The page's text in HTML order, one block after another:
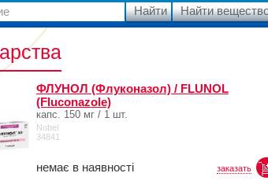
ФЛУНОЛ (Флуконазол) / FLUNOL
(Fluconazole)
капс. 150 мг / 1 шт.
Nobel
34841
немає в наявності заказать